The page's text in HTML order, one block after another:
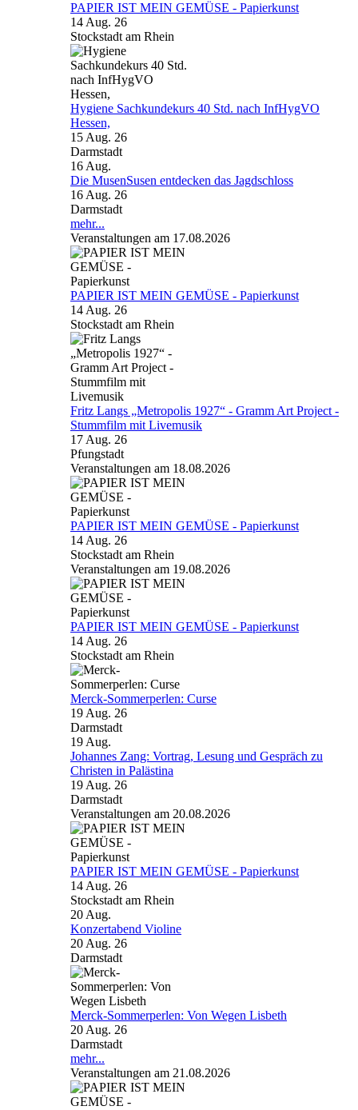
PAPIER IST MEIN GEMÜSE - Papierkunst
14 Aug. 26
Stockstadt am Rhein
Hygiene Sachkundekurs 40 Std. nach InfHygVO
Hessen,
15 Aug. 26
Darmstadt
16Aug.
Die MusenSusen entdecken das Jagdschloss
16 Aug. 26
Darmstadt
mehr...
Veranstaltungen am 17.08.2026
PAPIER IST MEIN GEMÜSE - Papierkunst
14 Aug. 26
Stockstadt am Rhein
Fritz Langs „Metropolis 1927“ - Gramm Art Project -
Stummfilm mit Livemusik
17 Aug. 26
Pfungstadt
Veranstaltungen am 18.08.2026
PAPIER IST MEIN GEMÜSE - Papierkunst
14 Aug. 26
Stockstadt am Rhein
Veranstaltungen am 19.08.2026
PAPIER IST MEIN GEMÜSE - Papierkunst
14 Aug. 26
Stockstadt am Rhein
Merck-Sommerperlen: Curse
19 Aug. 26
Darmstadt
19Aug.
Johannes Zang: Vortrag, Lesung und Gespräch zu
Christen in Palästina
19 Aug. 26
Darmstadt
Veranstaltungen am 20.08.2026
PAPIER IST MEIN GEMÜSE - Papierkunst
14 Aug. 26
Stockstadt am Rhein
20Aug.
Konzertabend Violine
20 Aug. 26
Darmstadt
Merck-Sommerperlen: Von Wegen Lisbeth
20 Aug. 26
Darmstadt
mehr...
Veranstaltungen am 21.08.2026